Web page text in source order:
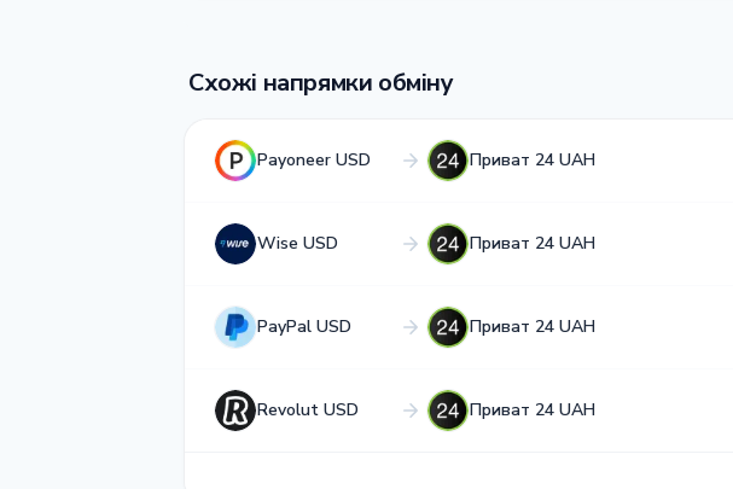
Схожі напрямки обміну
Payoneer USD Приват 24 UAH
Wise USD Приват 24 UAH
PayPal USD Приват 24 UAH
Revolut USD Приват 24 UAH